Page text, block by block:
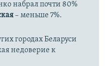
набрал почти 80%
– меньше 7%.
городах Беларуси
недоверие к